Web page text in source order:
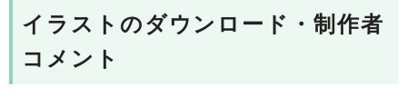
イラストのダウンロード・制作者
コメント